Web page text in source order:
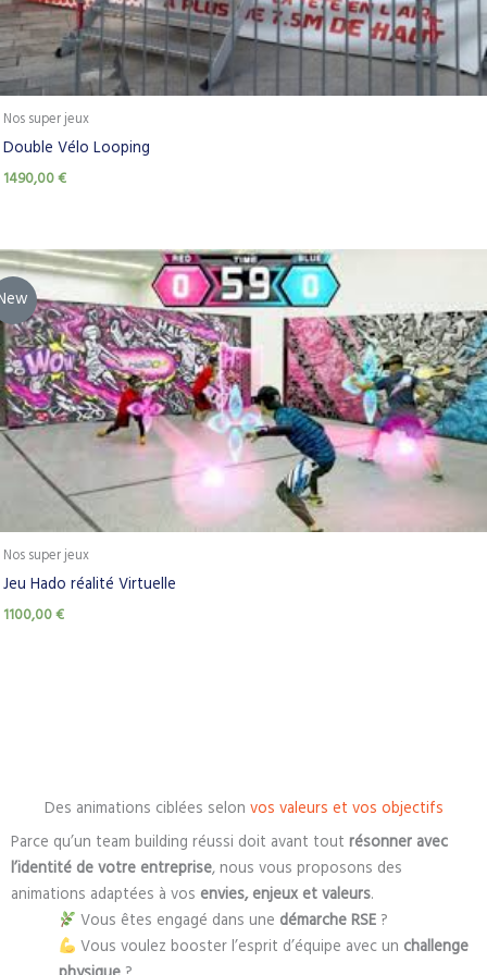
Nos super jeux
Double Vélo Looping
1490,00€
Nos super jeux
Jeu Hado réalité Virtuelle
1100,00€
Des animations ciblées selon vos valeurs et vos objectifs
Parce qu’un team building réussi doit avant tout résonner avec
l’identité de votre entreprise, nous vous proposons des
animations adaptées à vos envies, enjeux et valeurs.
Vous êtes engagé dans une démarche RSE ?
Vous voulez booster l’esprit d’équipe avec un challenge